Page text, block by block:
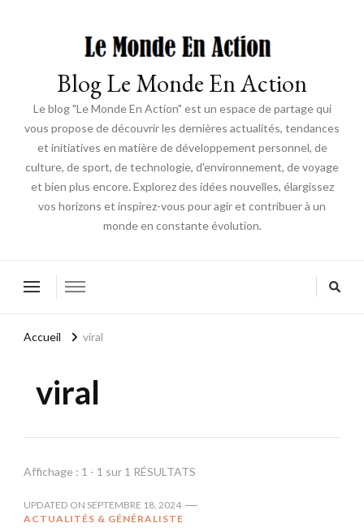
Blog Le Monde En Action
Le blog "Le Monde En Action" est un espace de partage qui
vous propose de découvrir les dernières actualités, tendances
et initiatives en matière de développement personnel, de
culture, de sport, de technologie, d'environnement, de voyage
et bien plus encore. Explorez des idées nouvelles, élargissez
vos horizons et inspirez-vous pour agir et contribuer à un
monde en constante évolution.
Accueil viral
viral
Affichage : 1 - 1 sur 1 RÉSULTATS
UPDATED ON SEPTEMBRE 18, 2024
ACTUALITÉS & GÉNÉRALISTE